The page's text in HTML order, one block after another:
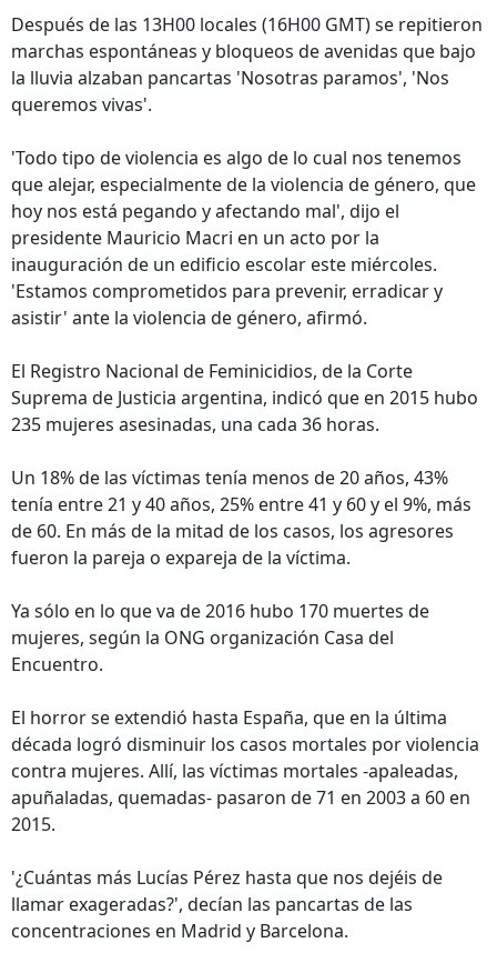
Después de las 13H00 locales (16H00 GMT) se repitieron
marchas espontáneas y bloqueos de avenidas que bajo
la lluvia alzaban pancartas 'Nosotras paramos', 'Nos
queremos vivas'.
'Todo tipo de violencia es algo de lo cual nos tenemos
que alejar, especialmente de la violencia de género, que
hoy nos está pegando y afectando mal', dijo el
presidente Mauricio Macri en un acto por la
inauguración de un edificio escolar este miércoles.
'Estamos comprometidos para prevenir, erradicar y
asistir' ante la violencia de género, afirmó.
El Registro Nacional de Feminicidios, de la Corte
Suprema de Justicia argentina, indicó que en 2015 hubo
235 mujeres asesinadas, una cada 36 horas.
Un 18% de las víctimas tenía menos de 20 años, 43%
tenía entre 21 y 40 años, 25% entre 41 y 60 y el 9%, más
de 60. En más de la mitad de los casos, los agresores
fueron la pareja o expareja de la víctima.
Ya sólo en lo que va de 2016 hubo 170 muertes de
mujeres, según la ONG organización Casa del
Encuentro.
El horror se extendió hasta España, que en la última
década logró disminuir los casos mortales por violencia
contra mujeres. Allí, las víctimas mortales -apaleadas,
apuñaladas, quemadas- pasaron de 71 en 2003 a 60 en
2015.
'¿Cuántas más Lucías Pérez hasta que nos dejéis de
llamar exageradas?', decían las pancartas de las
concentraciones en Madrid y Barcelona.